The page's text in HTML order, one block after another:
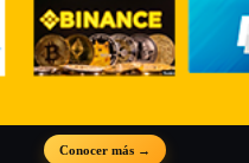
Conocer más →